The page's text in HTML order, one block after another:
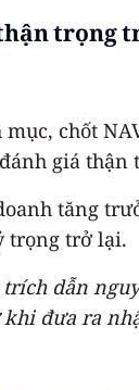
trọng
chốt
giá
tăng
trọng trở lại.
dẫn
khi đưa ra